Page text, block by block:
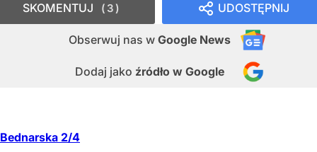
UDOSTĘPNIJ
Obserwuj nas w Google News
Dodaj jako źródło w Google
SKOMENTUJ 3
Bednarska 2/4